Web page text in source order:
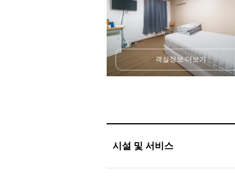
객실정보 더보기
시설 및 서비스